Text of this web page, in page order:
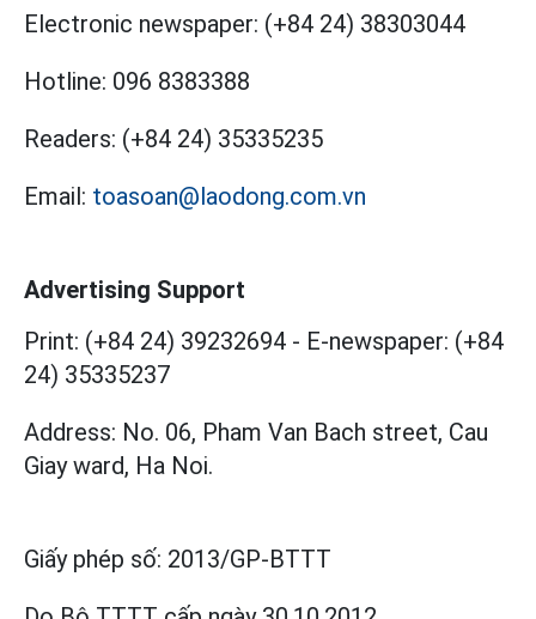
Electronic newspaper: (+84 24) 38303044
Hotline: 096 8383388
Readers: (+84 24) 35335235
Email: toasoan@laodong.com.vn
Advertising Support
Print: (+84 24) 39232694 - E-newspaper: (+84
24) 35335237
Address: No. 06, Pham Van Bach street, Cau
Giay ward, Ha Noi.
Giấy phép số: 2013/GP-BTTT